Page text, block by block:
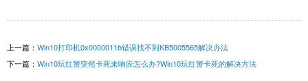
上一篇： Win10打印机0x0000011b错误找不到KB5005565解决办法
下一篇： Win10玩红警突然卡死未响应怎么办?Win10玩红警卡死的解决方法